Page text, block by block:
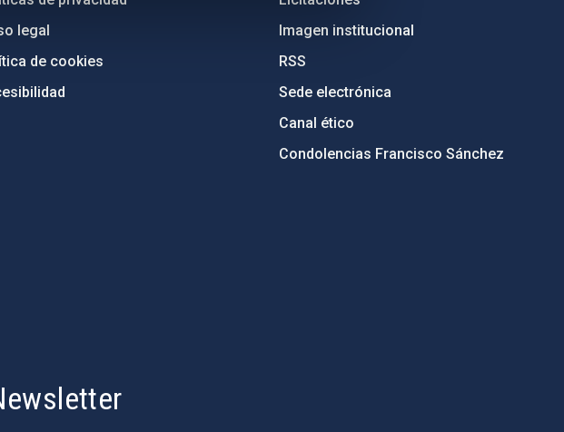
legal
de cookies
Imagen institucional
RSS
Sede electrónica
Canal ético
Condolencias Francisco Sánchez